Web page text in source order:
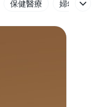
保健醫療 婦幼玩具